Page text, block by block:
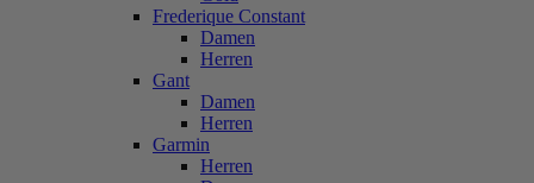
Frederique Constant
Damen
Herren
Gant
Damen
Herren
Garmin
Herren